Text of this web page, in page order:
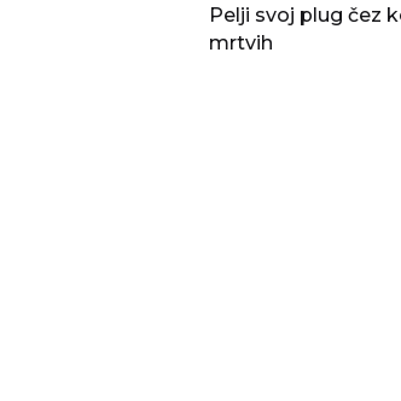
Pelji svoj plug čez
mrtvih